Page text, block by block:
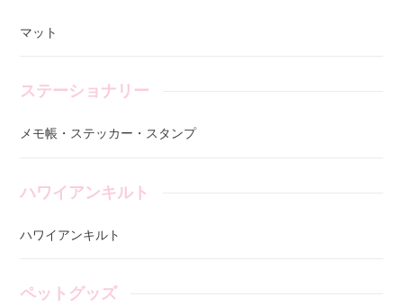
マット
ステーショナリー
メモ帳・ステッカー・スタンプ
ハワイアンキルト
ハワイアンキルト
ペットグッズ